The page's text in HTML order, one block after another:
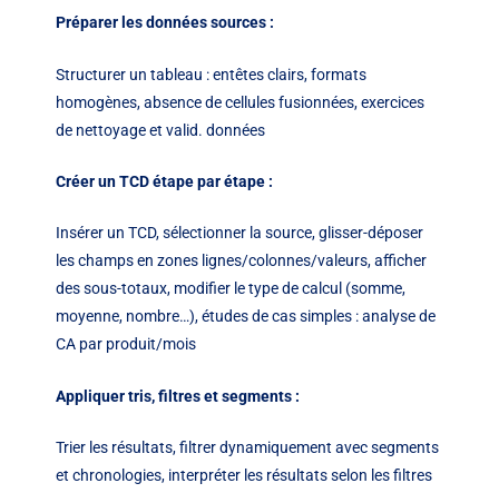
Préparer les données sources :
Structurer un tableau : entêtes clairs, formats
homogènes, absence de cellules fusionnées, exercices
de nettoyage et valid. données
Créer un TCD étape par étape :
Insérer un TCD, sélectionner la source, glisser-déposer
les champs en zones lignes/colonnes/valeurs, afficher
des sous-totaux, modifier le type de calcul (somme,
moyenne, nombre…), études de cas simples : analyse de
CA par produit/mois
Appliquer tris, filtres et segments :
Trier les résultats, filtrer dynamiquement avec segments
et chronologies, interpréter les résultats selon les filtres